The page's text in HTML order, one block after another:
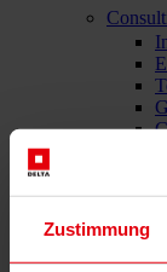
Zustimmung
Referenzen
Karriere
News &